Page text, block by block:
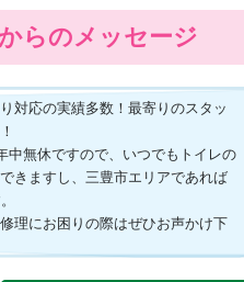
らのメッセージ
対応の実績多数！最寄りのスタッ
中無休ですので、いつでもトイレの
きますし、三豊市エリアであれば
理にお困りの際はぜひお声かけ下